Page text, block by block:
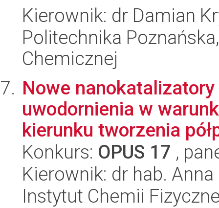
Kierownik: dr Damian
Politechnika
Chemicznej
Nowe
uwodornienia w
kierunku tworzenia
Konkurs: OPUS 17 ,
Kierownik: dr hab.
Instytut Chemii